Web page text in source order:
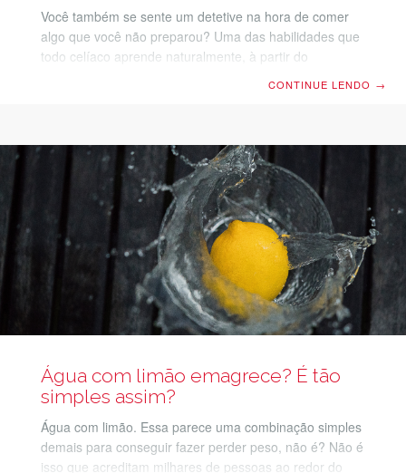
Você também se sente um detetive na hora de comer
algo que você não preparou? Uma das habilidades que
todo celíaco aprende naturalmente, à partir do
mais que isso vá se tornando parte da rotina com o
tempo, não deixa de ser chato para caramba, não é?
CONTINUE LENDO →
Água com limão emagrece? É tão
simples assim?
Água com limão. Essa parece uma combinação simples
demais para conseguir fazer perder peso, não é? Não é
isso que acreditam milhares de pessoas ao redor do